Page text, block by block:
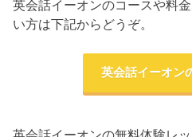
英会話イーオンのコースや料
い方は下記からどうぞ。
英会話イーオン